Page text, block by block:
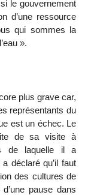
le gouvernement
d’une ressource
qui sommes la
».
plus grave car,
représentants du
est un échec. Le
de sa visite à
de laquelle il a
déclaré qu’il faut
des cultures de
pause dans